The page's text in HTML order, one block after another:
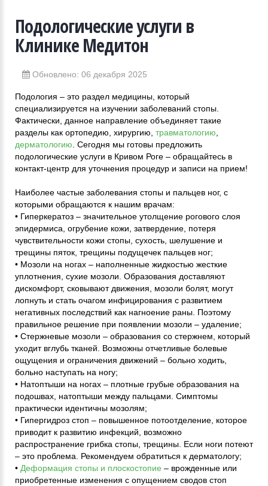
Подологические услуги в
Клинике Медитон
Обновлено: 06 декабря 2025
Подология – это раздел медицины, который
специализируется на изучении заболеваний стопы.
Фактически, данное направление объединяет такие
разделы как ортопедию, хирургию, травматологию
дерматологию . Сегодня мы готовы предложить
подологические услуги в Кривом Роге – обращайтесь в
контакт-центр для уточнения процедур и записи на прием!
Наиболее частые заболевания стопы и пальцев ног, с
которыми обращаются к нашим врачам:
• Гиперкератоз – значительное утолщение рогового слоя
эпидермиса, огрубение кожи, затвердение, потеря
чувствительности кожи стопы, сухость, шелушение и
трещины пяток, трещины подущечек пальцев ног;
• Мозоли на ногах – наполненные жидкостью жесткие
уплотнения, сухие мозоли. Образования доставляют
дискомфорт, сковывают движения, мозоли болят, могут
лопнуть и стать очагом инфицирования с развитием
негативных последствий как нагноение раны. Поэтому
правильное решение при появлении мозоли – удаление;
• Стержневые мозоли – образования со стержнем, который
уходит вглубь тканей. Возможны отчетливые болевые
ощущения и ограничения движений – больно ходить,
больно наступать на ногу;
• Натоптыши на ногах – плотные грубые образования на
подошвах, натоптыши между пальцами. Симптомы
практически идентичны мозолям;
• Гипергидроз стоп – повышенное потоотделение, которое
приводит к развитию инфекций, возможно
распространение грибка стопы, трещины. Если ноги потеют
– это проблема. Рекомендуем обратиться к дерматологу;
• Деформация стопы и плоскостопие – врожденные или
приобретенные изменения с опущением сводов стоп